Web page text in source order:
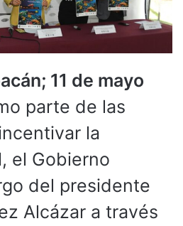
11 de mayo
parte de las
la
el Gobierno
del presidente
Alcázar a través